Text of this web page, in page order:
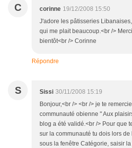
C corinne 19/12/2008 15:50
J'adore les pâtisseries
qui me plait beaucoup.<br />
bientôt<br /> Corinne
Répondre
S Sissi 30/11/2008 15:19
Bonjour,<br /> <br /> je te
communauté obienne " Aux
blog a été validé.<br /> Pour que
sur la communauté tu dois lors
sous la fenêtre Catégorie, saisir